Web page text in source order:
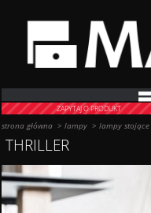
ZAPYTAJ O PRODUKT
strona główna >lampy >lampy stojące
THRILLER